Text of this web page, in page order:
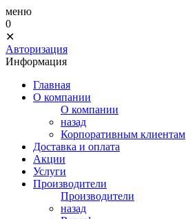
меню
0
✕
Авторизация
Информация
Главная
О компании
О компании
назад
Корпоративным клиентам
Доставка и оплата
Акции
Услуги
Производители
Производители
назад